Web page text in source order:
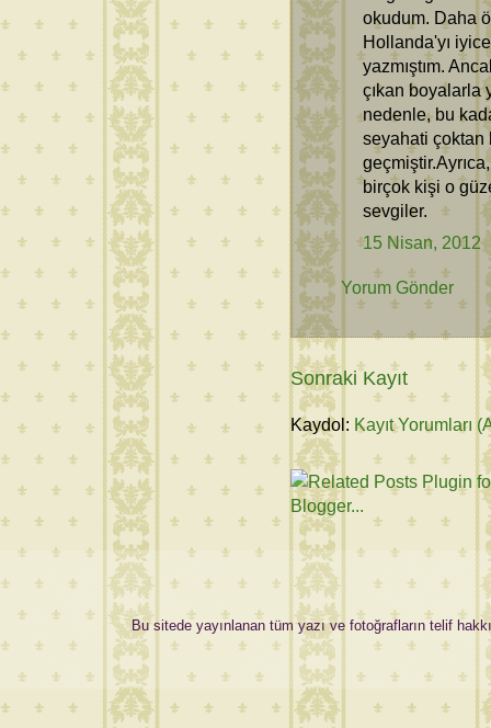
okudum. Daha
Hollanda'yı
yazmıştım.
çıkan boyalarla
nedenle, bu
seyahati çoktan
birçok kişi o
sevgiler.
15 Nisan, 2012
Yorum Gönder
Sonraki Kayıt
Kaydol: Kayıt Yorumları
Bu sitede yayınlanan tüm yazı ve fotoğrafların telif